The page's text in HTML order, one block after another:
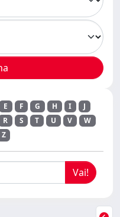
E F G H I
J
R S T U V
W
Z